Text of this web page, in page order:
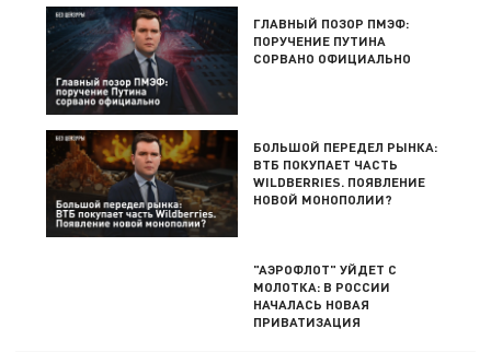
ГЛАВНЫЙ ПОЗОР ПМЭФ:
ПОРУЧЕНИЕ ПУТИНА
СОРВАНО ОФИЦИАЛЬНО
БОЛЬШОЙ ПЕРЕДЕЛ РЫНКА:
ВТБ ПОКУПАЕТ ЧАСТЬ
WILDBERRIES. ПОЯВЛЕНИЕ
НОВОЙ МОНОПОЛИИ?
"АЭРОФЛОТ" УЙДЕТ С
МОЛОТКА: В РОССИИ
НАЧАЛАСЬ НОВАЯ
ПРИВАТИЗАЦИЯ